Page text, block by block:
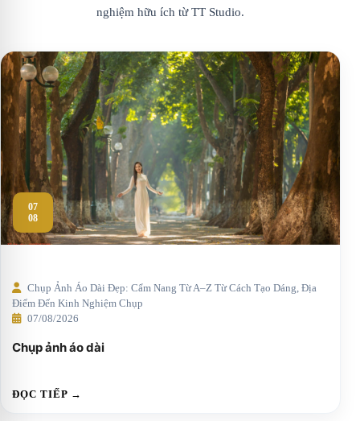
nghiệm hữu ích từ TT Studio.
07
08
Chụp Ảnh Áo Dài Đẹp: Cẩm Nang Từ A–Z Từ Cách Tạo Dáng, Địa
Điểm Đến Kinh Nghiệm Chụp
07/08/2026
Chụp ảnh áo dài
ĐỌC TIẾP →